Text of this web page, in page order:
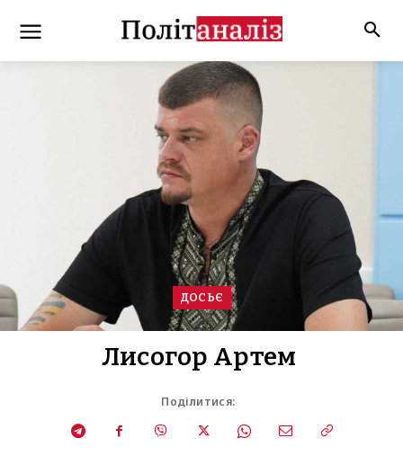
ДОСЬЄ
Лисогор Артем
Поділитися: